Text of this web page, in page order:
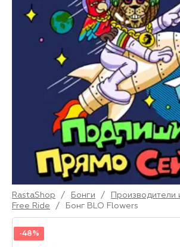
RastaShop / Бонги /
Free Ride
/ Бонг BLO Flowers
-48%